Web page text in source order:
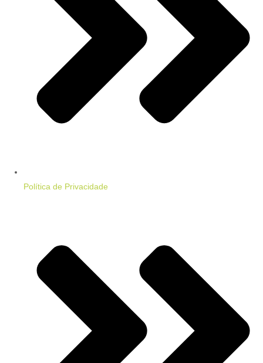
Política de Privacidade